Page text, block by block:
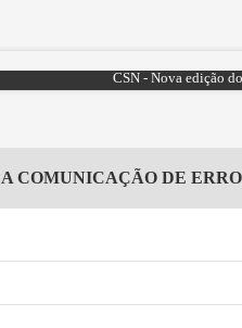
CSN - Nova edição
COMUNICAÇÃO DE